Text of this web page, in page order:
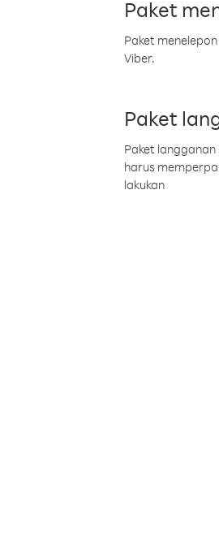
Paket
Paket
Viber.
Paket
Paket
harus
lakukan